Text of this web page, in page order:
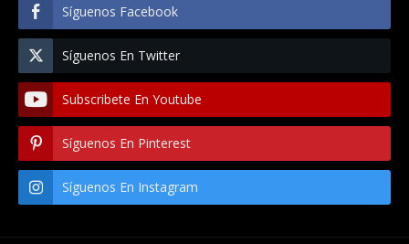
Síguenos Facebook
Síguenos En Twitter
Subscribete En Youtube
Síguenos En Pinterest
Síguenos En Instagram